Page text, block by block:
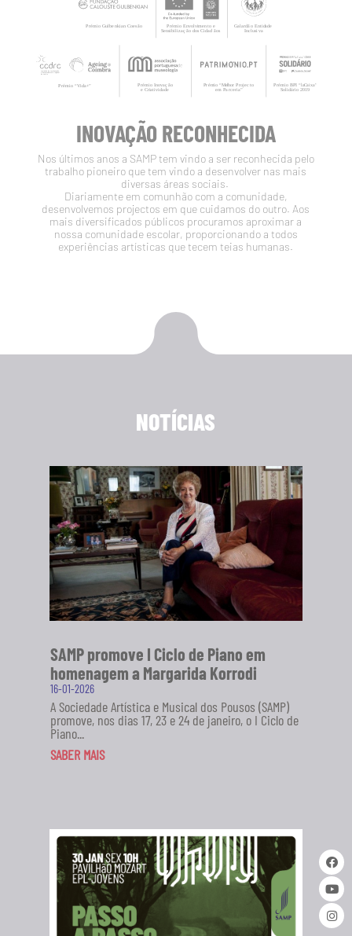
INOVAÇÃO RECONHECIDA
Nos últimos anos a SAMP tem vindo a ser reconhecida pelo
trabalho pioneiro que tem vindo a desenvolver nas mais
diversas áreas sociais.
Diariamente em comunhão com a comunidade,
desenvolvemos projectos em que cuidamos do outro. Aos
mais diversificados públicos procuramos aproximar a
nossa comunidade escolar, proporcionando a todos
experiências artísticas que tecem teias humanas.
NOTÍCIAS
SAMP promove I Ciclo de Piano em
homenagem a Margarida Korrodi
16-01-2026
A Sociedade Artística e Musical dos Pousos (SAMP)
promove, nos dias 17, 23 e 24 de janeiro, o I Ciclo de
Piano...
SABER MAIS